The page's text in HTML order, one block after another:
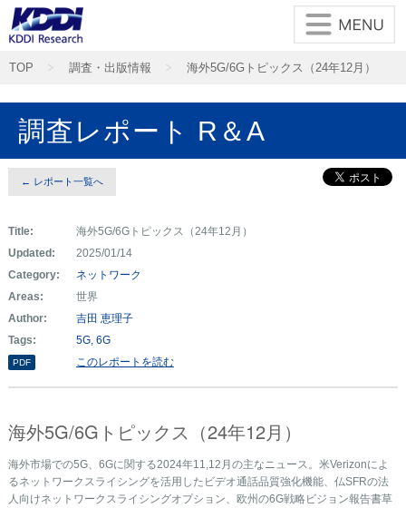
TOP 調査・出版情報 海外5G/6Gトピックス（24年12月）
調査レポート R＆A
← レポート一覧へ
Title:
海外5G/6Gトピックス（24年12月）
Updated:
2025/01/14
Category:
ネットワーク
Areas:
世界
Author:
吉田 恵理子
Tags:
5G 6G
PDF このレポートを読む
海外5G/6Gトピックス（24年12月）
海外市場での5G、6Gに関する2024年11,12月の主なニュース。米Verizonによ
るネットワークスライシングを活用したビデオ通話品質強化機能、仏SFRの法
人向けネットワークスライシングオプション、欧州の6G戦略ビジョン報告書草